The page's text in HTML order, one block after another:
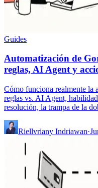
Guides
Automatización de
reglas, AI Agent y
Cómo funciona realmente la
reglas vs. AI Agent,
resolución, la trampa de la
Riellvriany Indriawan·